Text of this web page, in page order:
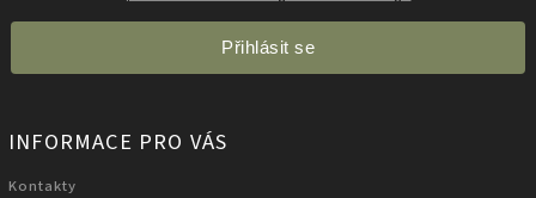
Přihlásit se
INFORMACE PRO VÁS
Kontakty